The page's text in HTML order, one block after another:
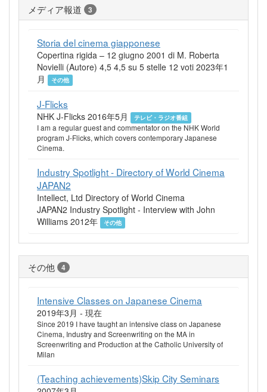
メディア報道 3
Storia del cinema giapponese
Copertina rigida – 12 giugno 2001 di M. Roberta
Novielli (Autore) 4,5 4,5 su 5 stelle 12 voti 2023年1
月
その他
J-Flicks
NHK J-Flicks 2016年5月 テレビ・ラジオ番組
I am a regular guest and commentator on the NHK World
program J-Flicks, which covers contemporary Japanese
Cinema.
Industry Spotlight - Directory of World Cinema
JAPAN2
Intellect, Ltd Directory of World Cinema
JAPAN2 Industry Spotlight - Interview with John
Williams 2012年
その他
その他 4
Intensive Classes on Japanese Cinema
2019年3月 - 現在
Since 2019 I have taught an intensive class on Japanese
Cinema, Industry and Screenwriting on the MA in
Screenwriting and Production at the Catholic University of
Milan
(Teaching achievements)Skip City Seminars